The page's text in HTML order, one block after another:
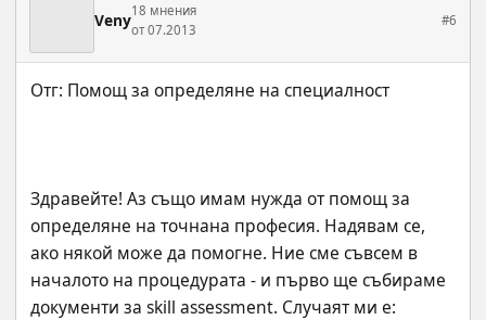
Veny18 мнения
от 07.2013
#6
Здравейте! Аз също имам нужда от помощ за
определяне на точнана професия. Надявам се,
ако някой може да помогне. Ние сме съвсем в
началото на процедурата - и първо ще събираме
документи за skill assessment. Случаят ми е: